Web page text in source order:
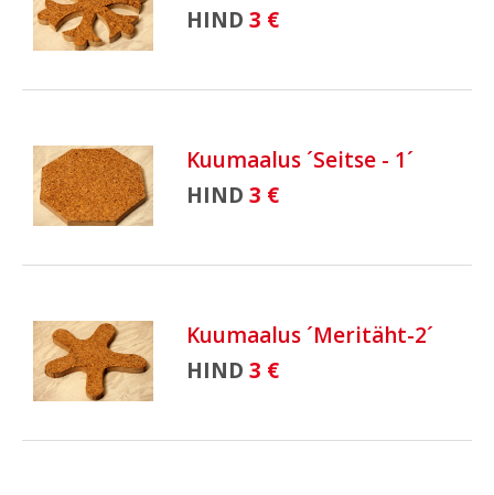
HIND 3 €
Kuumaalus ´Seitse - 1´
HIND 3 €
Kuumaalus ´Meritäht-2´
HIND 3 €